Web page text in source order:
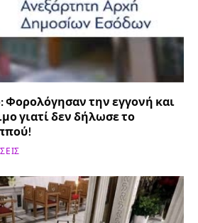
Φορολόγησαν την εγγονή και
γιατί δεν δήλωσε το